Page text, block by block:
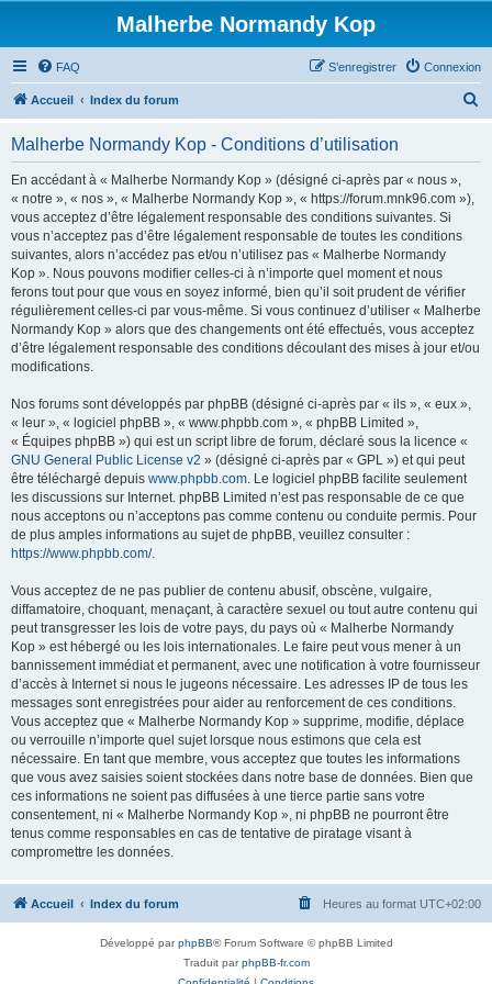
Malherbe Normandy Kop
FAQ Connexion
S’enregistrer
Accueil Index du forum
Malherbe Normandy Kop - Conditions d’utilisation
En accédant à « Malherbe Normandy Kop » (désigné ci-après par « nous »,
« notre », « nos », « Malherbe Normandy Kop », « https://forum.mnk96.com »),
vous acceptez d’être légalement responsable des conditions suivantes. Si
vous n’acceptez pas d’être légalement responsable de toutes les conditions
suivantes, alors n’accédez pas et/ou n’utilisez pas « Malherbe Normandy
Kop ». Nous pouvons modifier celles-ci à n’importe quel moment et nous
ferons tout pour que vous en soyez informé, bien qu’il soit prudent de vérifier
régulièrement celles-ci par vous-même. Si vous continuez d’utiliser « Malherbe
Normandy Kop » alors que des changements ont été effectués, vous acceptez
d’être légalement responsable des conditions découlant des mises à jour et/ou
modifications.
Nos forums sont développés par phpBB (désigné ci-après par « ils », « eux »,
« leur », « logiciel phpBB », « www.phpbb.com », « phpBB Limited »,
« Équipes phpBB ») qui est un script libre de forum, déclaré sous la licence «
GNU General Public License v2 » (désigné ci-après par « GPL ») et qui peut
être téléchargé depuis www.phpbb.com. Le logiciel phpBB facilite seulement
les discussions sur Internet. phpBB Limited n’est pas responsable de ce que
nous acceptons ou n’acceptons pas comme contenu ou conduite permis. Pour
de plus amples informations au sujet de phpBB, veuillez consulter :
https://www.phpbb.com/.
Vous acceptez de ne pas publier de contenu abusif, obscène, vulgaire,
diffamatoire, choquant, menaçant, à caractère sexuel ou tout autre contenu qui
peut transgresser les lois de votre pays, du pays où « Malherbe Normandy
Kop » est hébergé ou les lois internationales. Le faire peut vous mener à un
bannissement immédiat et permanent, avec une notification à votre fournisseur
d’accès à Internet si nous le jugeons nécessaire. Les adresses IP de tous les
messages sont enregistrées pour aider au renforcement de ces conditions.
Vous acceptez que « Malherbe Normandy Kop » supprime, modifie, déplace
ou verrouille n’importe quel sujet lorsque nous estimons que cela est
nécessaire. En tant que membre, vous acceptez que toutes les informations
que vous avez saisies soient stockées dans notre base de données. Bien que
ces informations ne soient pas diffusées à une tierce partie sans votre
consentement, ni « Malherbe Normandy Kop », ni phpBB ne pourront être
tenus comme responsables en cas de tentative de piratage visant à
compromettre les données.
Accueil Index du forum Heures au format UTC+02:00
Développé parphpBB® Forum Software © phpBB Limited
Traduit parphpBB-fr.com